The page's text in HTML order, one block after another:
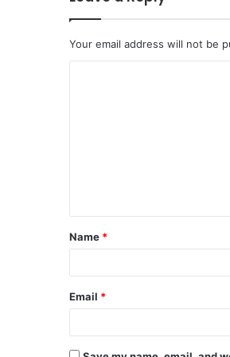
Your email address will not be
t
*
Name *
Email *